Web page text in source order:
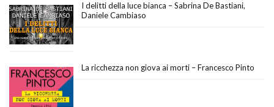
I delitti della luce bianca – Sabrina De Bastiani,
Daniele Cambiaso
La ricchezza non giova ai morti – Francesco Pinto